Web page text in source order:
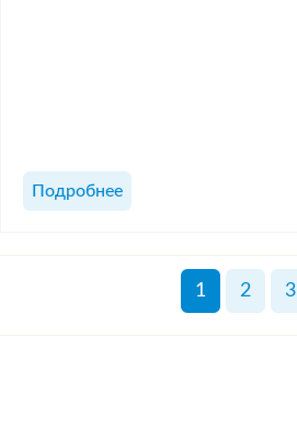
Подробнее
1 2 3